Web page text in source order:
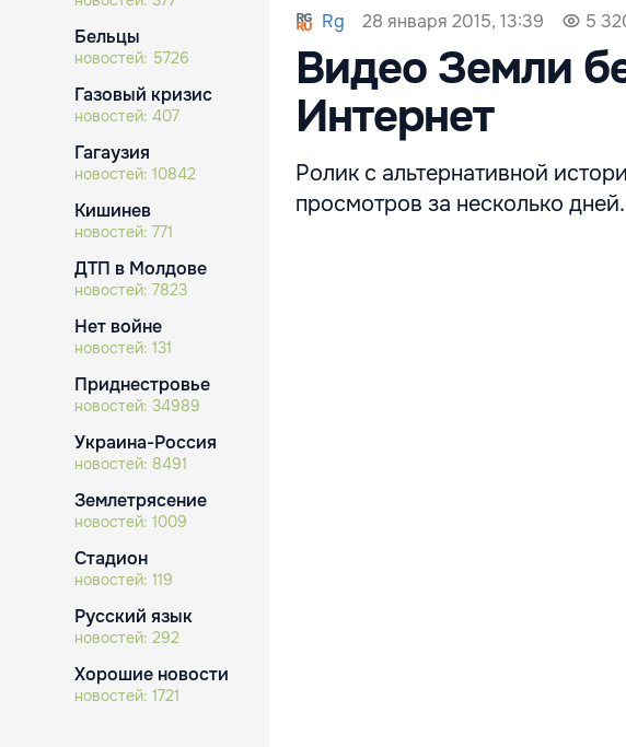
Бельцы
новостей: 5726
Газовый кризис
новостей: 407
Гагаузия
новостей: 10842
Кишинев
новостей: 771
ДТП в Молдове
новостей: 7823
Нет войне
новостей: 131
Приднестровье
новостей: 34989
Украина-Россия
новостей: 8491
Землетрясение
новостей: 1009
Стадион
новостей: 119
Русский язык
новостей: 292
Хорошие новости
новостей: 1721
Rg 28 января 2015, 13:39 5
Видео Земли
Интернет
Ролик с альтернативной
просмотров за несколько дней.